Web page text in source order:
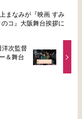
まなみが『映画 すみ
コ』大阪舞台挨拶に
洋次監督
＆舞台